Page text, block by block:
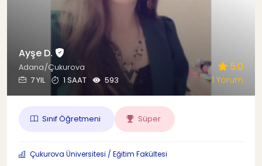
Ayşe D.
Adana/Çukurova
7 YIL
1 SAAT 593
5.0
1 Yorum
Sınıf Öğretmeni Süper
Çukurova Üniversitesi / Eğitim Fakültesi